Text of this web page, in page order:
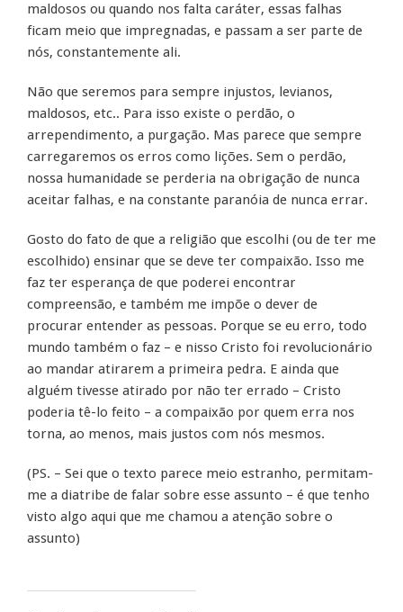
maldosos ou quando nos falta caráter, essas falhas
ficam meio que impregnadas, e passam a ser parte de
nós, constantemente ali.
Não que seremos para sempre injustos, levianos,
maldosos, etc.. Para isso existe o perdão, o
arrependimento, a purgação. Mas parece que sempre
carregaremos os erros como lições. Sem o perdão,
nossa humanidade se perderia na obrigação de nunca
aceitar falhas, e na constante paranóia de nunca errar.
Gosto do fato de que a religião que escolhi (ou de ter me
escolhido) ensinar que se deve ter compaixão. Isso me
faz ter esperança de que poderei encontrar
compreensão, e também me impõe o dever de
procurar entender as pessoas. Porque se eu erro, todo
mundo também o faz – e nisso Cristo foi revolucionário
ao mandar atirarem a primeira pedra. E ainda que
alguém tivesse atirado por não ter errado – Cristo
poderia tê-lo feito – a compaixão por quem erra nos
torna, ao menos, mais justos com nós mesmos.
(PS. – Sei que o texto parece meio estranho, permitam-
me a diatribe de falar sobre esse assunto – é que tenho
visto algo aqui que me chamou a atenção sobre o
assunto)